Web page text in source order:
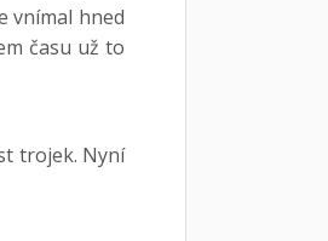
vnímal hned
času už to
trojek. Nyní